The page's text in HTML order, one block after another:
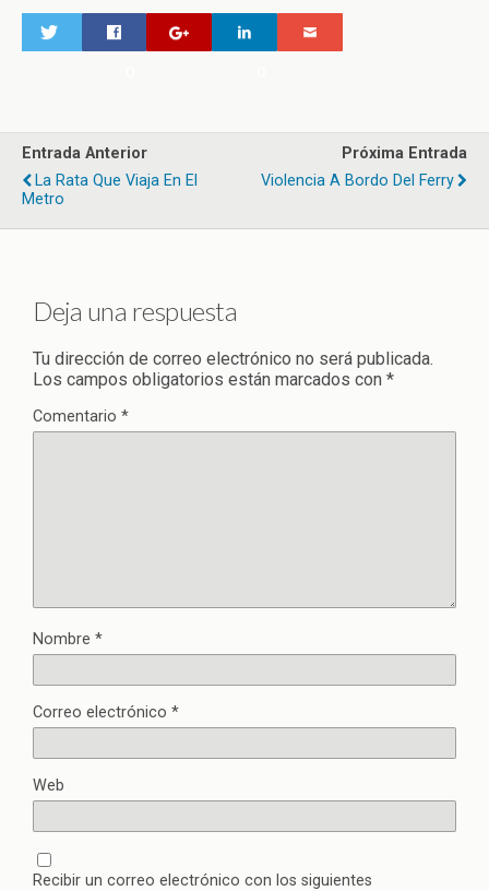
Entrada Anterior
La Rata Que Viaja En El
Metro
Próxima Entrada
Violencia A Bordo Del Ferry
Deja una respuesta
Tu dirección de correo electrónico no será publicada.
Los campos obligatorios están marcados con *
Comentario *
Nombre *
Correo electrónico *
Web
Recibir un correo electrónico con los siguientes